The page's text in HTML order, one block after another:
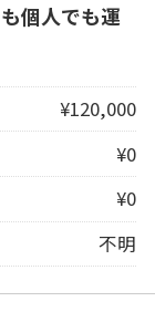
個人でも運
¥120,000
¥0
¥0
不明